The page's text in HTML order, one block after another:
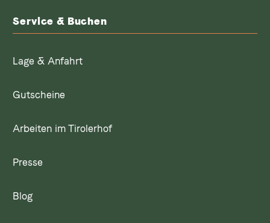
Service & Buchen
Lage & Anfahrt
Gutscheine
Arbeiten im Tirolerhof
Presse
Blog